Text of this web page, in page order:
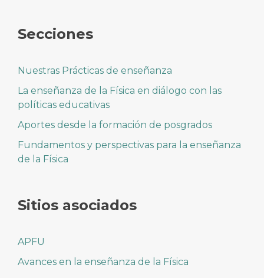
Secciones
Nuestras Prácticas de enseñanza
La enseñanza de la Física en diálogo con las
políticas educativas
Aportes desde la formación de posgrados
Fundamentos y perspectivas para la enseñanza
de la Física
Sitios asociados
APFU
Avances en la enseñanza de la Física